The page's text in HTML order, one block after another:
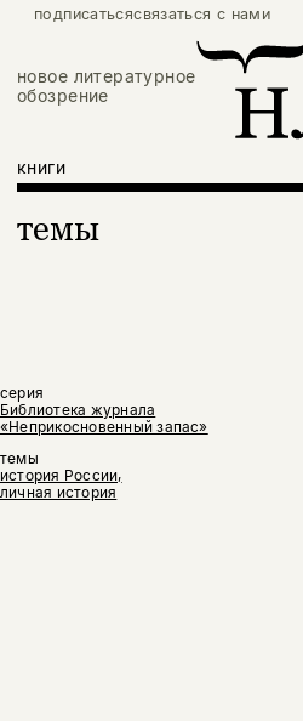
подписатьсясвязаться с нами
новое литературное
обозрение
книги
темы
серия
Библиотека журнала
«Неприкосновенный запас»
темы
история России,
личная история